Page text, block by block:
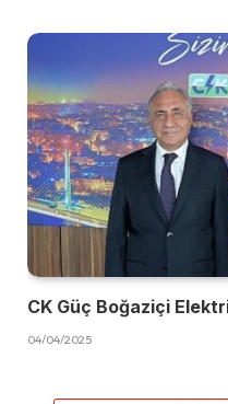
CK Güç Boğaziçi
04/04/2025